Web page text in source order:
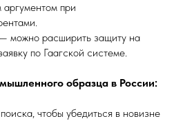
при
можно расширить защиту на
по Гаагской системе.
образца в России:
чтобы убедиться в новизне